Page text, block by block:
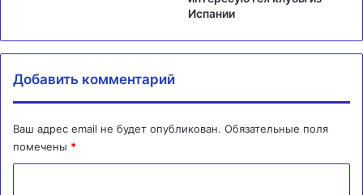
Испании
Добавить комментарий
Ваш адрес email не будет опубликован. Обязательные поля
помечены *